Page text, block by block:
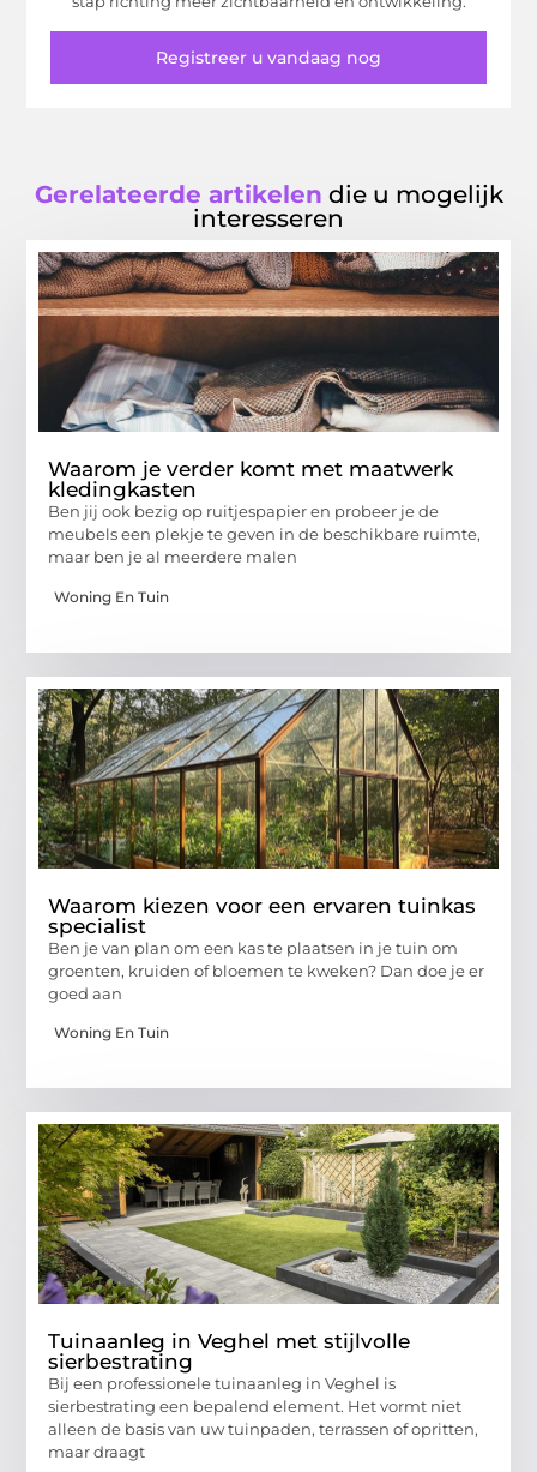
Registreer u vandaag nog
Gerelateerde artikelen die u mogelijk
interesseren
Waarom je verder komt met maatwerk
kledingkasten
Ben jij ook bezig op ruitjespapier en probeer je de
meubels een plekje te geven in de beschikbare ruimte,
maar ben je al meerdere malen
Woning En Tuin
Waarom kiezen voor een ervaren tuinkas
specialist
Ben je van plan om een kas te plaatsen in je tuin om
groenten, kruiden of bloemen te kweken? Dan doe je er
goed aan
Woning En Tuin
Tuinaanleg in Veghel met stijlvolle
sierbestrating
Bij een professionele tuinaanleg in Veghel is
sierbestrating een bepalend element. Het vormt niet
alleen de basis van uw tuinpaden, terrassen of opritten,
maar draagt